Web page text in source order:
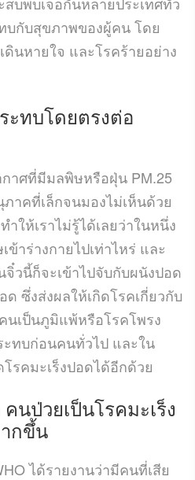
บกับสุขภาพของผู้คน โดย
ดินหายใจ และโรคร้ายอย่าง
ะทบโดยตรงต่อ
กาศที่มีมลพิษหรือฝุ่น PM.25
าคที่เล็กจนมองไม่เห็นด้วย
ให้เราไม่รู้ได้เลยว่าในหนึ่ง
ข้าร่างกายไปเท่าไหร่ และ
วนี้ก็จะเข้าไปจับกับผนังปอด
ด ซึ่งส่งผลให้เกิดโรคเกี่ยวกับ
นเป็นภูมิแพ้หรือโรคโพรง
ะทบก่อนคนทั่วไป และใน
โรคมะเร็งปอดได้อีกด้วย
นป่วยเป็นโรคมะเร็ง
กขึ้น
ได้รายงานว่ามีคนที่เสีย